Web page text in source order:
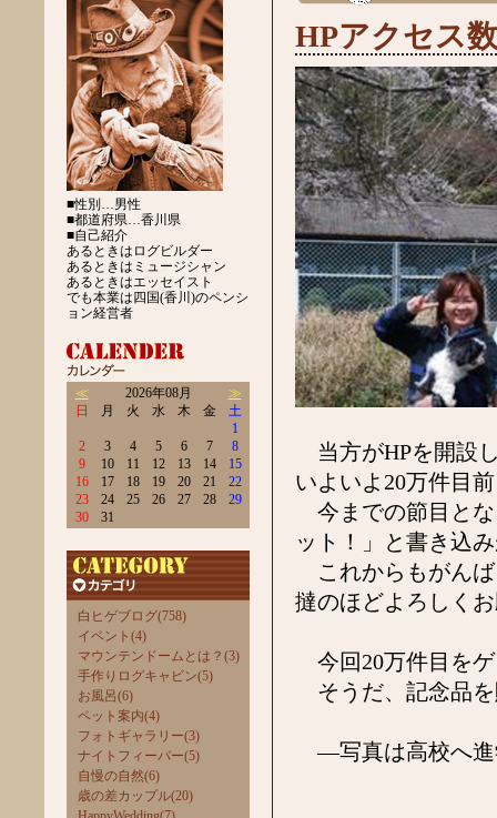
■性別…男性
■都道府県…香川県
■自己紹介
あるときはログビルダー
あるときはミュージシャン
あるときはエッセイスト
でも本業は四国(香川)のペンシ
ョン経営者
≪ 2026年08月
≫
日
月 火 水 木 金
土
1
2
3 4 5 6 7
8
9
10 11 12 13 14
15
16
17 18 19 20 21
22
23
24 25 26 27 28
29
30
31
白ヒゲブログ(758)
イベント(4)
マウンテンドームとは？(3)
手作りログキャビン(5)
お風呂(6)
ペット案内(4)
フォトギャラリー(3)
ナイトフィーバー(5)
自慢の自然(6)
歳の差カップル(20)
HPアクセス
当方がHPを開設
いよいよ20万件目
今までの節目とな
ット！」と書き込
これからもがんば
撻のほどよろしく
今回20万件目を
そうだ、記念品
―写真は高校へ進